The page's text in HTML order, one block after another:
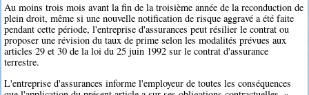
Au moins trois mois avant la fin de la troisième année de la reconduction de
plein droit, même si une nouvelle notification de risque aggravé a été faite
pendant cette période, l'entreprise d'assurances peut résilier le contrat ou
proposer une révision du taux de prime selon les modalités prévues aux
articles 29 et 30 de la loi du 25 juin 1992 sur le contrat d'assurance
terrestre.
L'entreprise d'assurances informe l'employeur de toutes les conséquences